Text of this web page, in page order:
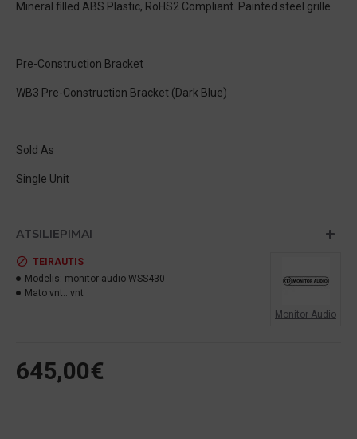
Mineral filled ABS Plastic, RoHS2 Compliant. Painted steel grille
Pre-Construction Bracket
WB3 Pre-Construction Bracket (Dark Blue)
Sold As
Single Unit
ATSILIEPIMAI
645,00€
TEIRAUTIS
Modelis: monitor audio WSS430
Mato vnt.: vnt
Monitor Audio